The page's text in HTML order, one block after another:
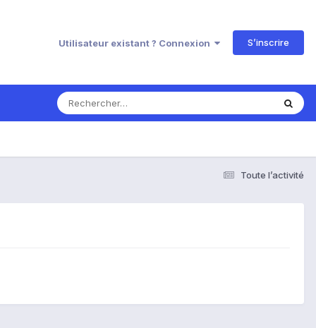
Utilisateur existant ? Connexion S’inscrire
Toute l’activité